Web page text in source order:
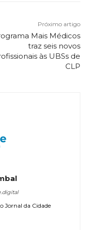
Próximo artigo
Mais Médicos
traz seis novos
às UBSs de
CLP
Jornal da Cidade